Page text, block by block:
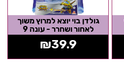
גולדן בוי יוצא למרוץ משוך
לאחור ושחרר - עונה 9
₪39.9